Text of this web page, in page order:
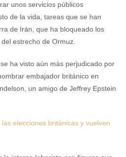
unos servicios públicos
de la vida, tareas que se han
de Irán, que ha bloqueado los
estrecho de Ormuz.
ha visto aún más perjudicado por
embajador británico en
un amigo de Jeffrey Epstein
elecciones británicas y vuelven